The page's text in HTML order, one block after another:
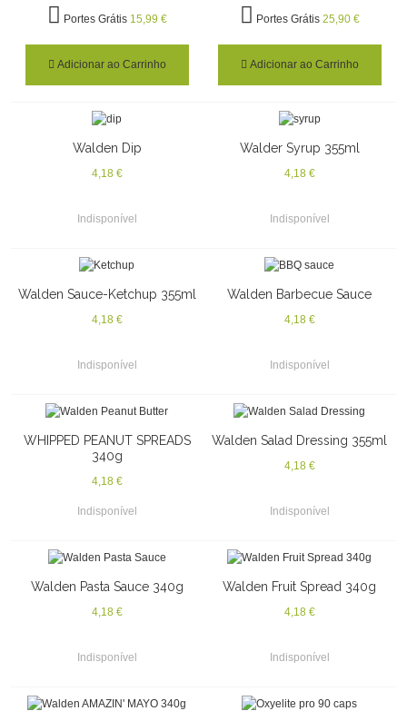
Portes Grátis 15,99 €
Adicionar ao Carrinho
Portes Grátis 25,90 €
Adicionar ao Carrinho
Walden Dip
4,18 €
Indisponível
Walder Syrup 355ml
4,18 €
Indisponível
Walden Sauce-Ketchup 355ml
4,18 €
Indisponível
Walden Barbecue Sauce
4,18 €
Indisponível
WHIPPED PEANUT SPREADS
340g
4,18 €
Indisponível
Walden Salad Dressing 355ml
4,18 €
Indisponível
Walden Pasta Sauce 340g
4,18 €
Indisponível
Walden Fruit Spread 340g
4,18 €
Indisponível